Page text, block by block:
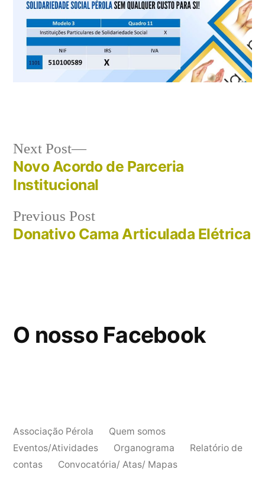
Post
navigation
Previous PostPrevious
post:
Donativo Cama Articulada Elétrica
Next Post
Next
post:
Novo Acordo de Parceria
Institucional
O nosso Facebook
Associação Pérola
Quem somos
Eventos/Atividades
Organograma
Relatório de
contas
Convocatória/ Atas/ Mapas